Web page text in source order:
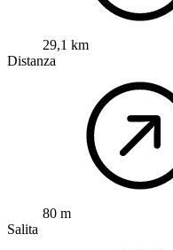
29,1 km
Distanza
80 m
Salita